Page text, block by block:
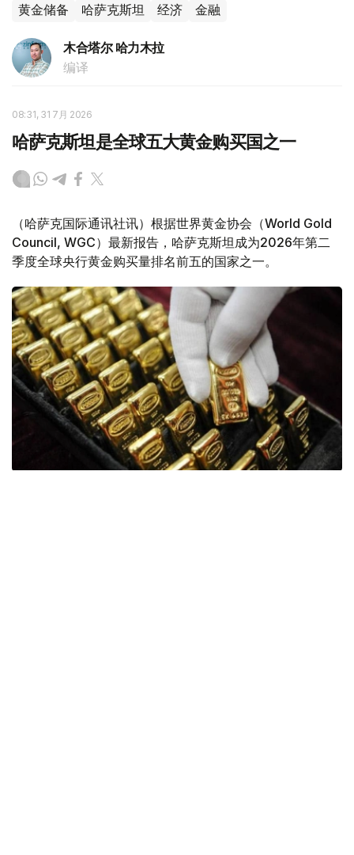
黄金储备 哈萨克斯坦 经济 金融
木合塔尔 哈力木拉
编译
08:31, 31 7月 2026
哈萨克斯坦是全球五大黄金购买国之一
（哈萨克国际通讯社讯）根据世界黄金协会（World Gold
Council, WGC）最新报告，哈萨克斯坦成为2026年第二
季度全球央行黄金购买量排名前五的国家之一。